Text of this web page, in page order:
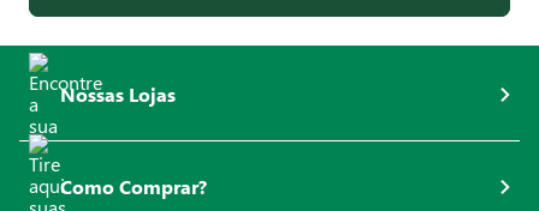
Nossas Lojas
Como Comprar?